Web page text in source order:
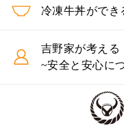
冷凍牛丼ができ
吉野家が考える
~安全と安心に